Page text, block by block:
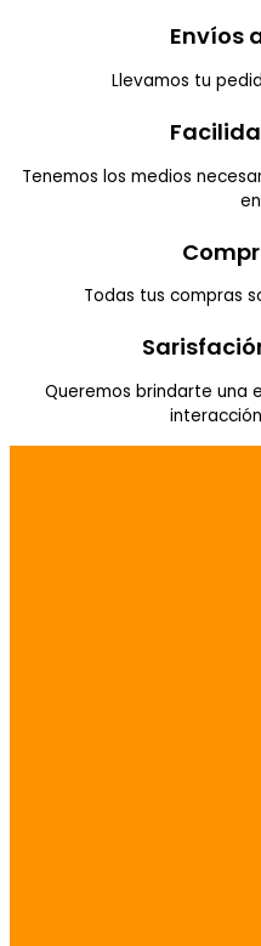
Envíos
Llevamos tu
Tenemos los medios
Todas tus compras
Queremos brindarte una